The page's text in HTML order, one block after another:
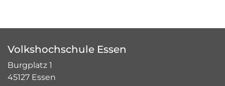
Volkshochschule Essen
Burgplatz 1
45127 Essen